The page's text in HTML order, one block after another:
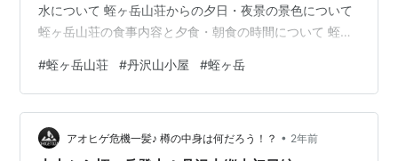
水について 蛭ヶ岳山荘からの夕日・夜景の景色について
蛭ヶ岳山荘の食事内容と夕食・朝食の時間について 蛭ヶ
の景色について まとめ 蛭ヶ岳山荘に宿泊した経緯につい
て 前回の丹沢大縦走の続きになりますが、今回は宿泊地
とした「蛭ヶ岳山荘」について掘り下げてみたいと思い
ます！ 蛭ヶ岳山荘は、丹沢山塊最高峰であります「蛭ヶ
#蛭ヶ岳山荘 #丹沢山小屋 #蛭ヶ岳
アオヒゲ危機一髪♪ 樽の中身は何だろう！？ • 2年前